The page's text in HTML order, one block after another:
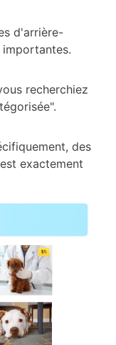
d'arrière-
recherchiez
des
exactement